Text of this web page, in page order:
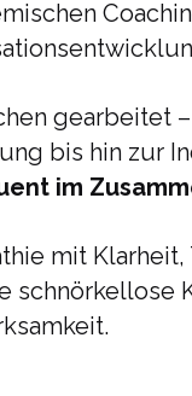
gearbeitet
bis hin zur
im
mit
schnörkellose